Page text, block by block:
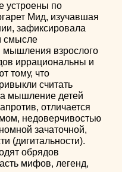
устроены по
Мид, изучавшая
зафиксировала
смысле
мышления взрослого
иррациональны и
тому, что
считать
а мышление детей
отличается
недоверчивостью
зачаточной,
(дигитальности).
обрядов
мифов, легенд,